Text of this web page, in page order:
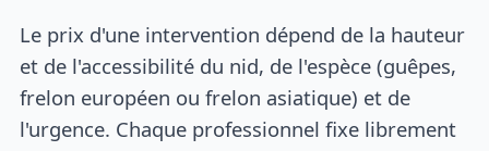
Le prix d'une intervention dépend de la hauteur
et de l'accessibilité du nid, de l'espèce (guêpes,
frelon européen ou frelon asiatique) et de
l'urgence. Chaque professionnel fixe librement